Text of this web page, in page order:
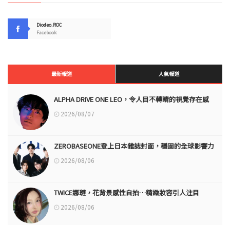
Diodeo.ROC
Facebook
最新報道 人氣報道
ALPHA DRIVE ONE LEO，令人目不轉睛的視覺存在感
2026/08/07
ZEROBASEONE登上日本雜誌封面，穩固的全球影響力
2026/08/06
TWICE娜璉，花背景感性自拍…精緻妝容引人注目
2026/08/06